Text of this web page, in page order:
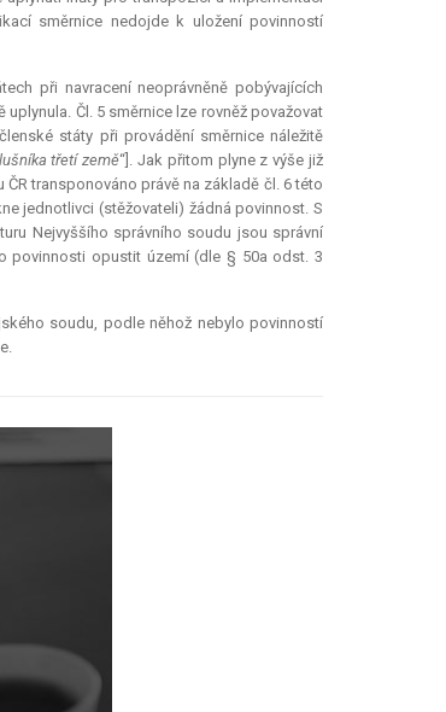
směrnice nedojde k uložení povinností
při navracení neoprávněně pobývajících
Čl. 5 směrnice lze rovněž považovat
státy při provádění směrnice náležitě
třetí země“]. Jak přitom plyne z výše již
transponováno právě na základě čl. 6 této
jednotlivci (stěžovateli) žádná povinnost. S
Nejvyššího správního soudu jsou správní
povinnosti opustit území (dle § 50a odst. 3
soudu, podle něhož nebylo povinností